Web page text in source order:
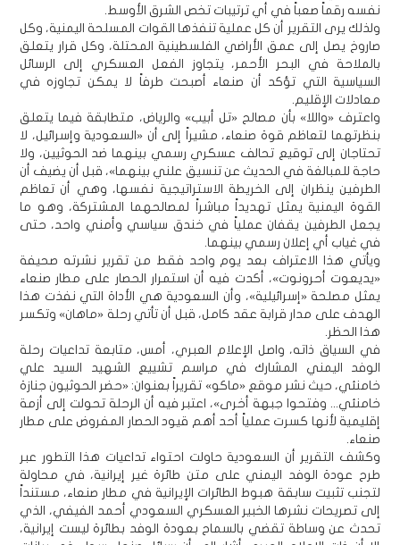
نفسه رقماً صعباً في أي ترتيبات تخص الشرق الأوسط.
ولذلك يرى التقرير أن كل عملية تنفذها القوات المسلحة اليمنية، وكل
صاروخ يصل إلى عمق الأراضي الفلسطينية المحتلة، وكل قرار يتعلق
بالملاحة في البحر الأحمر، يتجاوز الفعل العسكري إلى الرسائل
السياسية التي تؤكد أن صنعاء أصبحت طرفاً لا يمكن تجاوزه في
معادلات الإقليم.
واعترف «واللا» بأن مصالح «تل أبيب» والرياض، متطابقة فيما يتعلق
بنظرتهما لتعاظم قوة صنعاء، مشيراً إلى أن «السعودية وإسرائيل، لا
تحتاجان إلى توقيع تحالف عسكري رسمي بينهما ضد الحوثيين، ولا
حاجة للمبالغة في الحديث عن تنسيق علني بينهما»، قبل أن يضيف أن
الطرفين ينظران إلى الخريطة الاستراتيجية نفسها، وهي أن تعاظم
القوة اليمنية يمثل تهديداً مباشراً لمصالحهما المشتركة، وهو ما
يجعل الطرفين يقفان عملياً في خندق سياسي وأمني واحد، حتى
في غياب أي إعلان رسمي بينهما.
ويأتي هذا الاعتراف بعد يوم واحد فقط من تقرير نشرته صحيفة
«يديعوت أحرونوت»، أكدت فيه أن استمرار الحصار على مطار صنعاء
يمثل مصلحة «إسرائيلية»، وأن السعودية هي الأداة التي نفذت هذا
الهدف على مدار قرابة عقد كامل، قبل أن تأتي رحلة «ماهان» وتكسر
هذا الحظر.
في السياق ذاته، واصل الإعلام العبري، أمس، متابعة تداعيات رحلة
الوفد اليمني المشارك في مراسم تشييع الشهيد السيد علي
خامنئي، حيث نشر موقع «ماكو» تقريراً بعنوان: «حضر الحوثيون جنازة
خامنئي... وفتحوا جبهة أخرى»، اعتبر فيه أن الرحلة تحولت إلى أزمة
إقليمية لأنها كسرت عملياً أحد أهم قيود الحصار المفروض على مطار
صنعاء.
وكشف التقرير أن السعودية حاولت احتواء تداعيات هذا التطور عبر
طرح عودة الوفد اليمني على متن طائرة غير إيرانية، في محاولة
لتجنب تثبيت سابقة هبوط الطائرات الإيرانية في مطار صنعاء، مستنداً
إلى تصريحات نشرها الخبير العسكري السعودي أحمد الفيفي، الذي
تحدث عن وساطة تقضي بالسماح بعودة الوفد بطائرة ليست إيرانية،